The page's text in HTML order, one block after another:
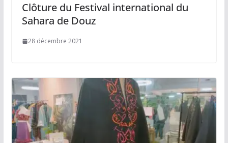
Clôture du Festival international du
Sahara de Douz
28 décembre 2021